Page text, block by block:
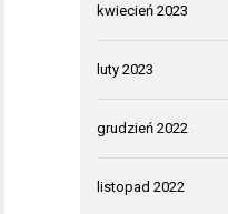
kwiecień 2023
luty 2023
grudzień 2022
listopad 2022